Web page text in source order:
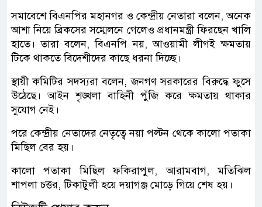
সমাবেশে বিএনপির মহানগর ও কেন্দ্রীয় নেতারা বলেন, অনেক
আশা নিয়ে ব্রিকসের সম্মেলনে গেলেও প্রধানমন্ত্রী ফিরছেন খালি
হাতে। তারা বলেন, বিএনপি নয়, আওয়ামী লীগই ক্ষমতায়
টিকে থাকতে বিদেশীদের কাছে ধরনা দিচ্ছে।
স্থায়ী কমিটির সদস্যরা বলেন, জনগণ সরকারের বিরুদ্ধে ফুসে
উঠেছে। আইন শৃঙ্খলা বাহিনী পুঁজি করে ক্ষমতায় থাকার
সুযোগ নেই।
পরে কেন্দ্রীয় নেতাদের নেতৃত্বে নয়া পল্টন থেকে কালো পতাকা
মিছিল বের হয়।
কালো পতাকা মিছিল ফকিরাপুল, আরামবাগ, মতিঝিল
শাপলা চত্তর, টিকাটুলী হয়ে দয়াগঞ্জ মোড়ে গিয়ে শেষ হয়।